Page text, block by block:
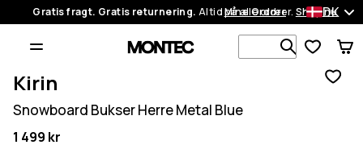
Gratis fragt. Gratis returnering. Altid på alle ordrer. Shop nu
Mine Ordrer DK
Søg i 1
Kirin
Snowboard Bukser Herre Metal Blue
1 499 kr